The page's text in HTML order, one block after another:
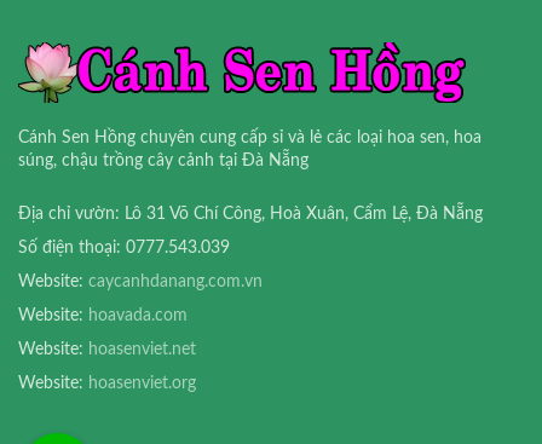
Cánh Sen Hồng chuyên cung cấp sỉ và lẻ các loại hoa sen, hoa
súng, chậu trồng cây cảnh tại Đà Nẵng
Địa chỉ vườn: Lô 31 Võ Chí Công, Hoà Xuân, Cẩm Lệ, Đà Nẵng
Số điện thoại: 0777.543.039
Website: caycanhdanang.com.vn
Website: hoavada.com
Website: hoasenviet.net
Website: hoasenviet.org